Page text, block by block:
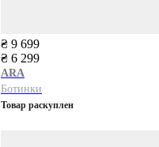
₴ 9 699
₴ 6 299
ARA
Ботинки
Товар раскуплен